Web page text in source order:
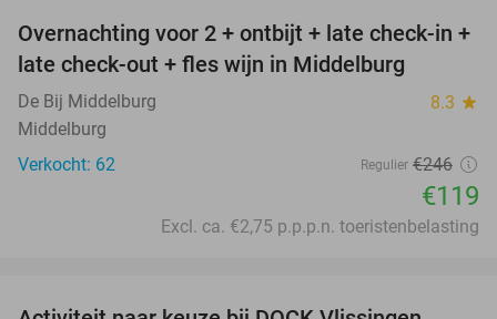
52%
Overnachting voor 2 + ontbijt + late check-in +
late check-out + fles wijn in Middelburg
De Bij Middelburg 8.3 star
Middelburg
Verkocht: 62
Regulier €246
€119
Excl. ca. €2,75 p.p.p.n. toeristenbelasting